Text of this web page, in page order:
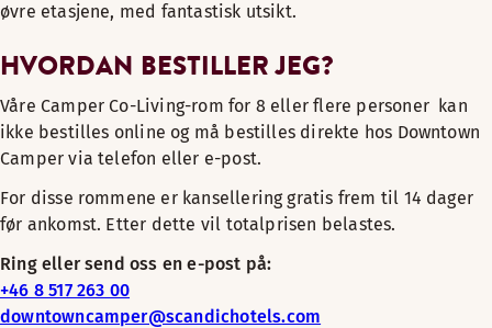
øvre etasjene, med fantastisk utsikt.
HVORDAN BESTILLER JEG?
Våre Camper Co-Living-rom for 8 eller flere personer kan
ikke bestilles online og må bestilles direkte hos Downtown
Camper via telefon eller e-post.
For disse rommene er kansellering gratis frem til 14 dager
før ankomst. Etter dette vil totalprisen belastes.
Ring eller send oss en e-post på:
+46 8 517 263 00
downtowncamper@scandichotels.com